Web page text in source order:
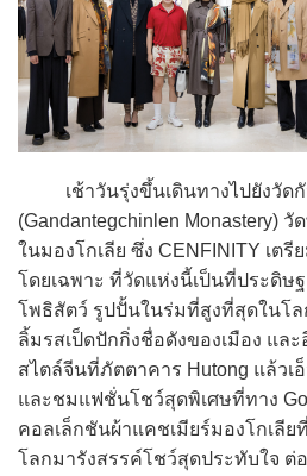
เช้าวันรุ่งขึ้นเดินทางไปยังวัดกั
(Gandantegchinlen Monastery)
ในมองโกเลีย ซึ่ง CENFINITY เต
โดยเฉพาะ ที่วัดแห่งนี้เป็นที่ประดิษ
โพธิสัตว์ รูปปั้นในร่มที่สูงที่สุดในโ
ลิ้มรสเป็ดปักกิ่งชื่อดังของเมือง แล
สไตล์จีนที่ภัตตาคาร Hutong แล้วเ
และชมแฟชั่นโชว์สุดพิเศษที่ทาง
คอลเล็กชันผ้าแคชเมียร์มองโกเลี
โลกมารังสรรค์โชว์สุดประทับใจ ต่อ